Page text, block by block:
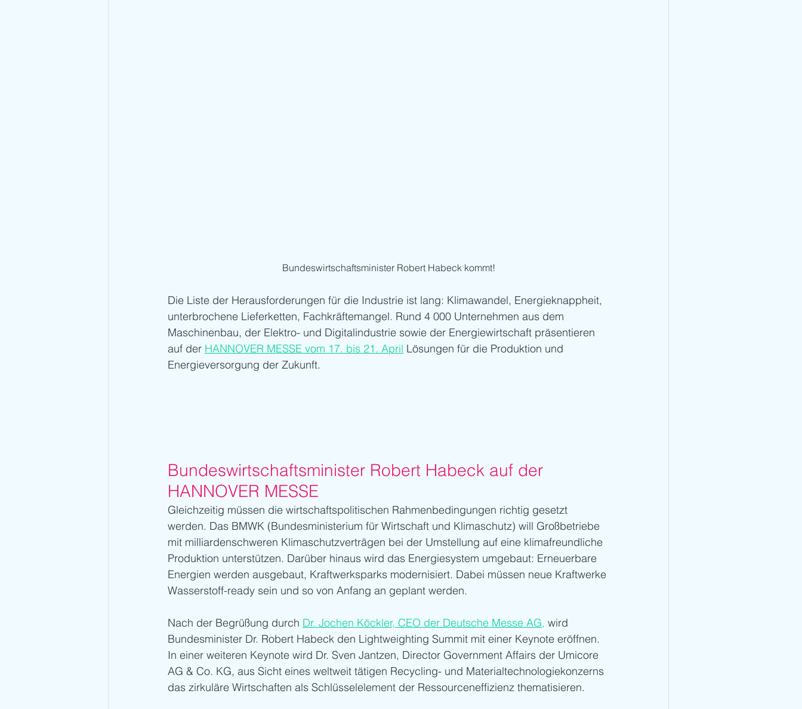
Bundeswirtschaftsminister Robert Habeck kommt!
Die Liste der Herausforderungen für die Industrie ist lang: Klimawandel, Energieknappheit,
unterbrochene Lieferketten, Fachkräftemangel. Rund 4 000 Unternehmen aus dem
Maschinenbau, der Elektro- und Digitalindustrie sowie der Energiewirtschaft präsentieren
auf der HANNOVER MESSE vom 17. bis 21. April Lösungen für die Produktion und
Energieversorgung der Zukunft.
Bundeswirtschaftsminister Robert Habeck auf der
HANNOVER MESSE
Gleichzeitig müssen die wirtschaftspolitischen Rahmenbedingungen richtig gesetzt
werden. Das BMWK (Bundesministerium für Wirtschaft und Klimaschutz) will Großbetriebe
mit milliardenschweren Klimaschutzverträgen bei der Umstellung auf eine klimafreundliche
Produktion unterstützen. Darüber hinaus wird das Energiesystem umgebaut: Erneuerbare
Energien werden ausgebaut, Kraftwerksparks modernisiert. Dabei müssen neue Kraftwerke
Wasserstoff-ready sein und so von Anfang an geplant werden.
Nach der Begrüßung durch Dr. Jochen Köckler, CEO der Deutsche Messe AG, wird
Bundesminister Dr. Robert Habeck den Lightweighting Summit mit einer Keynote eröffnen.
In einer weiteren Keynote wird Dr. Sven Jantzen, Director Government Affairs der Umicore
AG & Co. KG, aus Sicht eines weltweit tätigen Recycling- und Materialtechnologiekonzerns
das zirkuläre Wirtschaften als Schlüsselelement der Ressourceneffizienz thematisieren.